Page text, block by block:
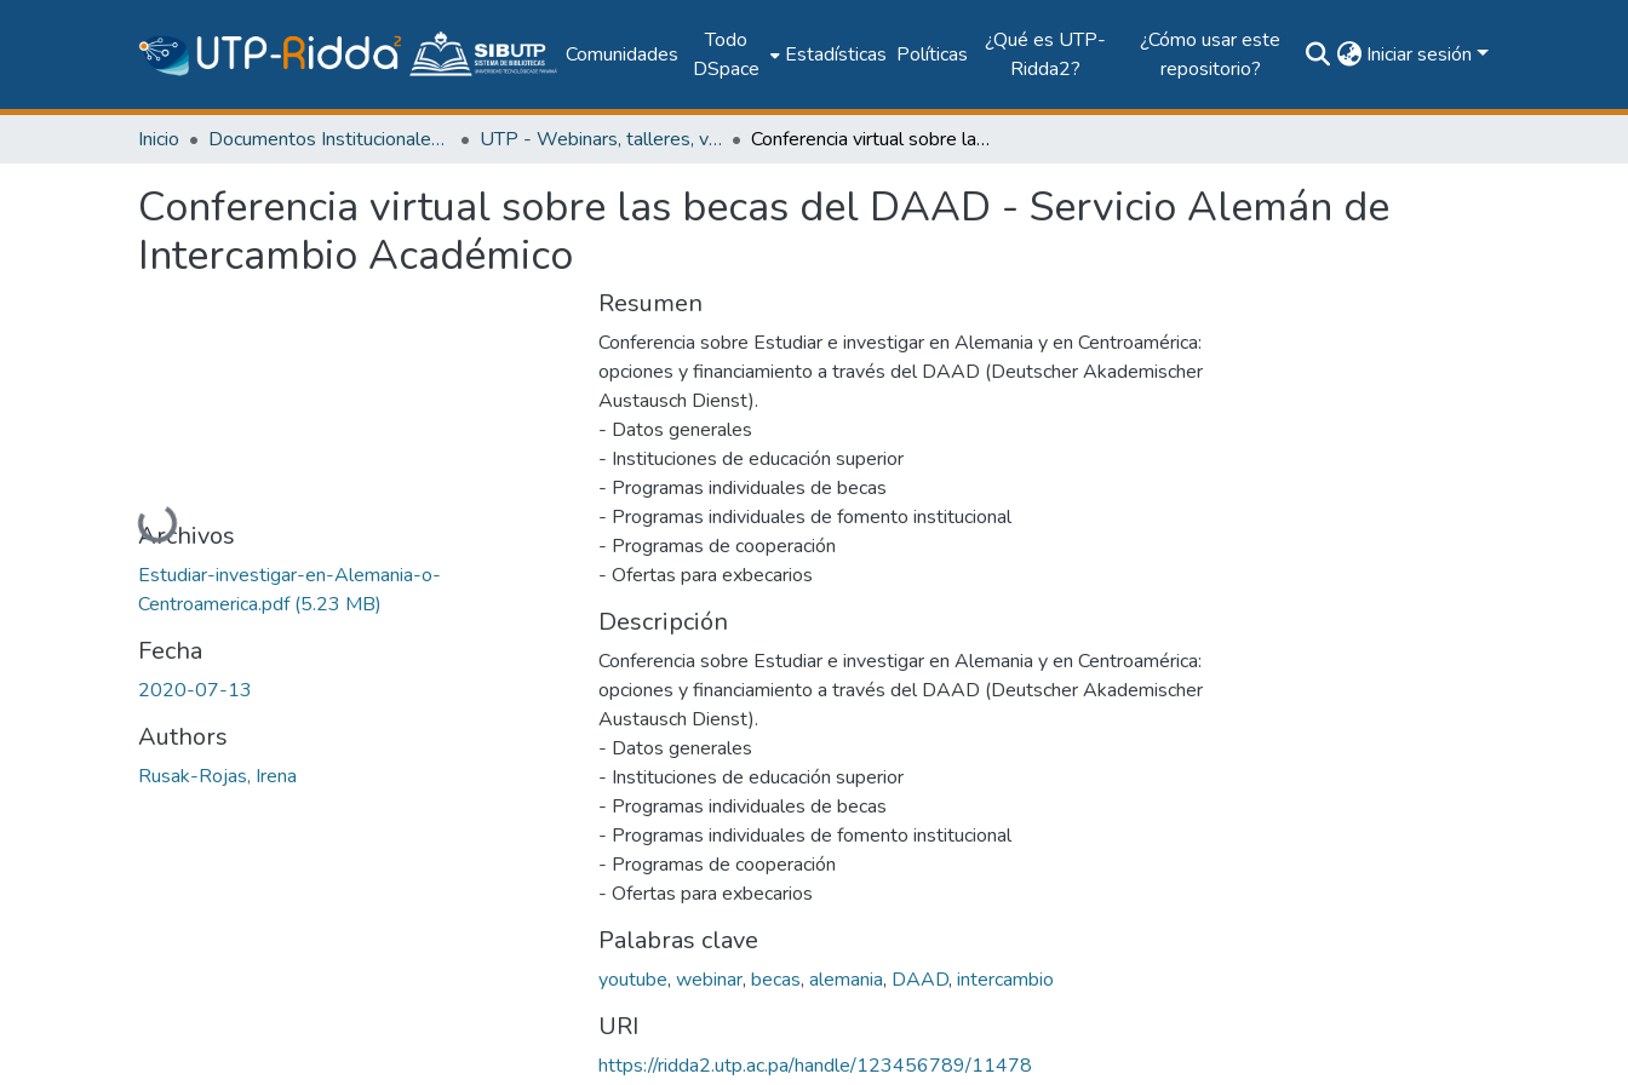
Comunidades
Todo
DSpace
Estadísticas Políticas
¿Qué es UTP-
Ridda2?
¿Cómo usar este
repositorio?
Iniciar sesión
Inicio Documentos Institucionales y Memoria Universitaria UTP - Webinars, talleres, videoconferencias y cápsulas institucionales Conferencia virtual sobre las becas del DAAD - Servicio Alemán de Intercambio Académico
Conferencia virtual sobre las becas del DAAD - Servicio Alemán de
Intercambio Académico
Cargando...
Archivos
Estudiar-investigar-en-Alemania-o-
Centroamerica.pdf(5.23 MB)
Fecha
2020-07-13
Authors
Rusak-Rojas, Irena
Resumen
Conferencia sobre Estudiar e investigar en Alemania y en Centroamérica:
opciones y financiamiento a través del DAAD (Deutscher Akademischer
Austausch Dienst).
- Datos generales
- Instituciones de educación superior
- Programas individuales de becas
- Programas individuales de fomento institucional
- Programas de cooperación
- Ofertas para exbecarios
Descripción
Conferencia sobre Estudiar e investigar en Alemania y en Centroamérica:
opciones y financiamiento a través del DAAD (Deutscher Akademischer
Austausch Dienst).
- Datos generales
- Instituciones de educación superior
- Programas individuales de becas
- Programas individuales de fomento institucional
- Programas de cooperación
- Ofertas para exbecarios
Palabras clave
youtube, webinar, becas, alemania, DAAD, intercambio
URI
https://ridda2.utp.ac.pa/handle/123456789/11478